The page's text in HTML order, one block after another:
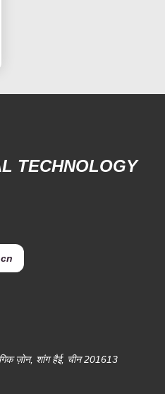
TECHNOLOGY
ज़ोन, शांग हैई, चीन 201613